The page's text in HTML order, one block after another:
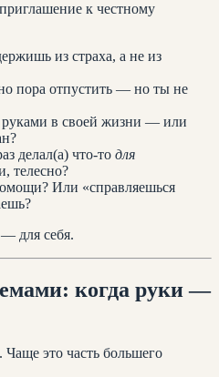
к честному
из страха, а не из
пора отпустить — но ты не
в своей жизни — или
делал(а) что-то для
телесно?
Или «справляешься
для себя.
когда руки —
Чаще это часть большего